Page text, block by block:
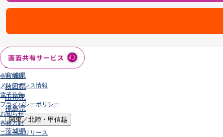
店舗・ATM
青森県
岩手県
宮城県
秋田県
山形県
福島県
関東／北陸・甲信越
茨城県
会社情報
メンテナンス情報
電子公告
プライバシーポリシー
お知らせ
各種方針
ニュースリリース